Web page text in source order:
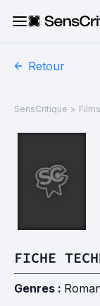
Retour
SensCritique > Films
FICHE
Genres :